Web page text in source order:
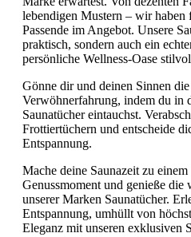
lebendigen Mustern – wir haben
Passende im Angebot. Unsere
praktisch, sondern auch ein
persönliche Wellness-Oase
Gönne dir und deinen Sinnen
Verwöhnerfahrung, indem du in
Saunatücher eintauchst.
Frottiertüchern und entscheide
Entspannung.
Mache deine Saunazeit zu
Genussmoment und genieße
unserer Marken Saunatücher.
Entspannung, umhüllt von
Eleganz mit unseren exklusiven